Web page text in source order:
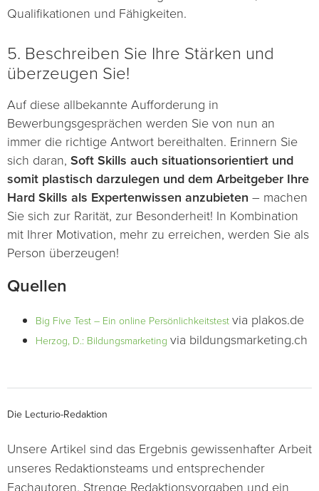
Qualifikationen und Fähigkeiten.
5. Beschreiben Sie Ihre Stärken und
überzeugen Sie!
Auf diese allbekannte Aufforderung in
Bewerbungsgesprächen werden Sie von nun an
immer die richtige Antwort bereithalten. Erinnern Sie
sich daran, Soft Skills auch situationsorientiert und
somit plastisch darzulegen und dem Arbeitgeber Ihre
Hard Skills als Expertenwissen anzubieten – machen
Sie sich zur Rarität, zur Besonderheit! In Kombination
mit Ihrer Motivation, mehr zu erreichen, werden Sie als
Person überzeugen!
Quellen
Big Five Test – Ein online Persönlichkeitstest via plakos.de
Herzog, D.: Bildungsmarketing via bildungsmarketing.ch
Die Lecturio-Redaktion
Unsere Artikel sind das Ergebnis gewissenhafter Arbeit
unseres Redaktionsteams und entsprechender
Fachautoren. Strenge Redaktionsvorgaben und ein